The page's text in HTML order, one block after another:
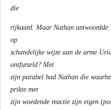
die
rijkaard. Maar Nathan
op
schandelijke wijze aan de arme
ontfutseld? Met
zijn parabel had Nathan die
prikte met
zijn woedende reactie zijn eigen